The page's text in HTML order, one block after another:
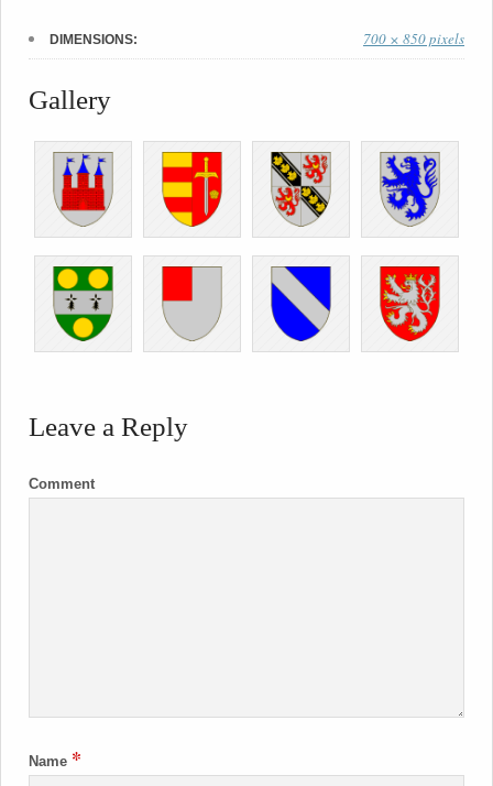
DIMENSIONS: 700 × 850 pixels
Gallery
Leave a Reply
Comment
Name *